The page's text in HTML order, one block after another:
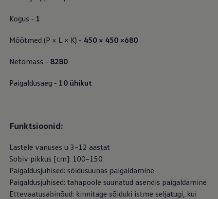
Lisatarvikud
Transpordi- ja pagasilahendused
Meelelahutus ja elektroonika
Seinalaadija ja laadimiskaablid
Teie Volkswageni uusimad
Digitaalne juhend
myVolkswagen
Takata turvapadja ohutusalane tagasikutsumine
Kogus - 1
Mõõtmed (P × L × K) - 450 × 450 ×680
Netomass - 8280
Paigaldusaeg - 10 ühikut
Funktsioonid:
Lastele vanuses u 3–12 aastat
Sobiv pikkus [cm]: 100–150
Paigaldusjuhised: sõidusuunas paigaldamine
Paigaldusjuhised: tahapoole suunatud asendis paigaldamine
Ettevaatusabinõud: kinnitage sõiduki istme seljatugi, kui